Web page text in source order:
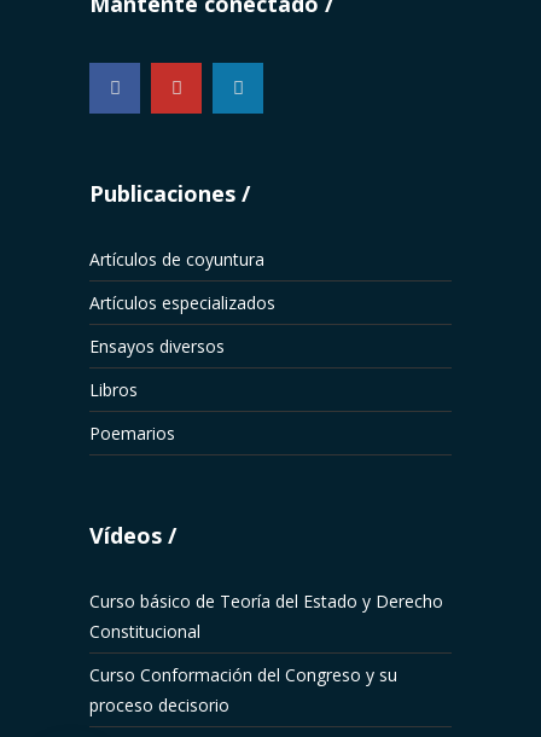
...
Publicaciones
Artículos de coyuntura
Artículos especializados
Ensayos diversos
Libros
Poemarios
Vídeos
Curso básico de Teoría del Estado y Derecho
Constitucional
Curso Conformación del Congreso y su
proceso decisorio